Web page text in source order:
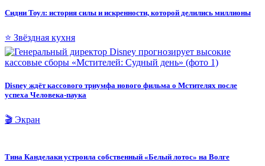
Сидни Тоул: история силы и искренности, которой делились миллионы
⭐ Звёздная кухня
Disney ждёт кассового триумфа нового фильма о Мстителях после
успеха Человека-паука
🎬 Экран
Тина Канделаки устроила собственный «Белый лотос» на Волге